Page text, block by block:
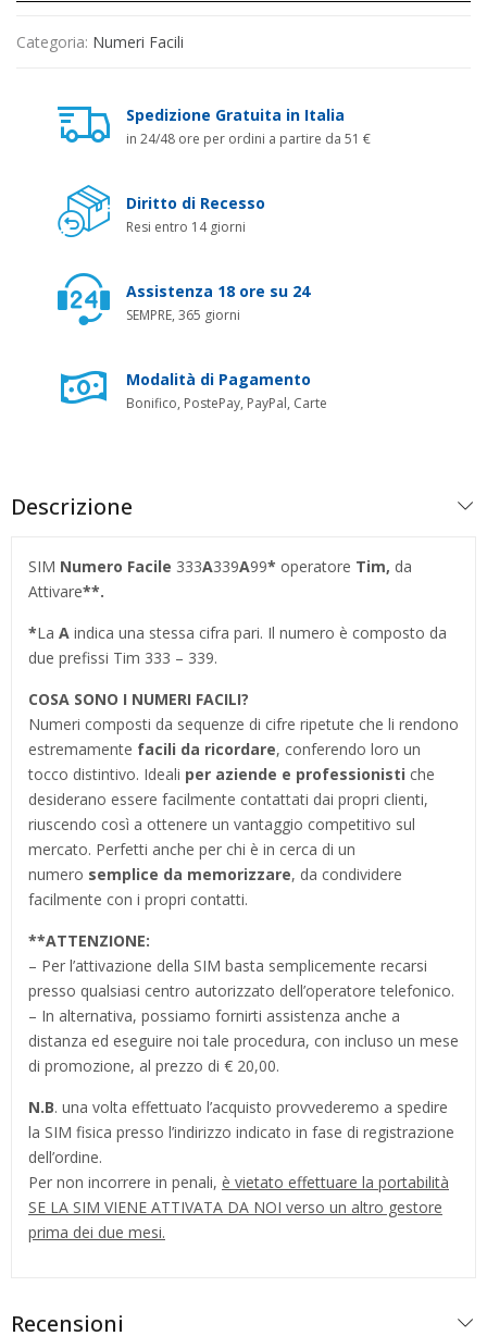
Categoria: Numeri Facili
Spedizione Gratuita in Italia
in 24/48 ore per ordini a partire da 51 €
Diritto di Recesso
Resi entro 14 giorni
Assistenza 18 ore su 24
SEMPRE, 365 giorni
Modalità di Pagamento
Bonifico, PostePay, PayPal, Carte
Descrizione
SIM Numero Facile 333A339A99* operatore Tim, da
Attivare**.
*La A indica una stessa cifra pari. Il numero è composto da
due prefissi Tim 333 – 339.
COSA SONO I NUMERI FACILI?
Numeri composti da sequenze di cifre ripetute che li rendono
estremamente facili da ricordare, conferendo loro un
tocco distintivo. Ideali per aziende e professionisti che
desiderano essere facilmente contattati dai propri clienti,
riuscendo così a ottenere un vantaggio competitivo sul
mercato. Perfetti anche per chi è in cerca di un
numero semplice da memorizzare, da condividere
facilmente con i propri contatti.
**ATTENZIONE:
– Per l’attivazione della SIM basta semplicemente recarsi
presso qualsiasi centro autorizzato dell’operatore telefonico.
– In alternativa, possiamo fornirti assistenza anche a
distanza ed eseguire noi tale procedura, con incluso un mese
di promozione, al prezzo di € 20,00.
N.B. una volta effettuato l’acquisto provvederemo a spedire
la SIM fisica presso l’indirizzo indicato in fase di registrazione
dell’ordine.
Per non incorrere in penali, è vietato effettuare la portabilità
SE LA SIM VIENE ATTIVATA DA NOI verso un altro gestore
prima dei due mesi.
Recensioni